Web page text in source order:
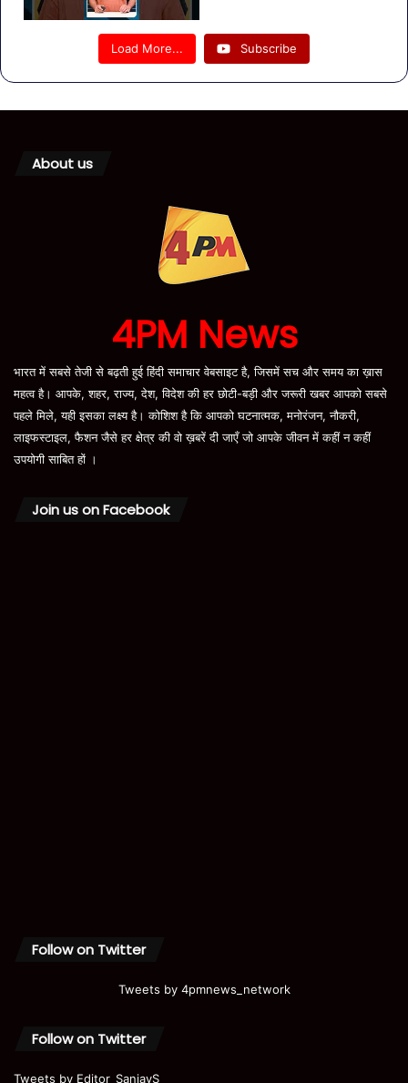
Load More... Subscribe
About us
4PM News
भारत में सबसे तेजी से बढ़ती हुई हिंदी समाचार वेबसाइट है, जिसमें सच और समय का ख़ास
महत्व है। आपके, शहर, राज्य, देश, विदेश की हर छोटी-बड़ी और जरूरी खबर आपको सबसे
पहले मिले, यही इसका लक्ष्य है। कोशिश है कि आपको घटनात्मक, मनोरंजन, नौकरी,
लाइफस्टाइल, फैशन जैसे हर क्षेत्र की वो ख़बरें दी जाएँ जो आपके जीवन में कहीं न कहीं
उपयोगी साबित हों ।
Join us on Facebook
Follow on Twitter
Tweets by 4pmnews_network
Follow on Twitter
Tweets by Editor_SanjayS